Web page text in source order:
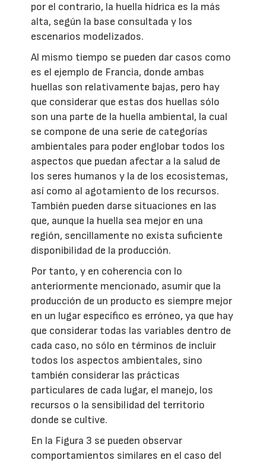
por el contrario, la huella hídrica es la más
alta, según la base consultada y los
escenarios modelizados.
Al mismo tiempo se pueden dar casos como
es el ejemplo de Francia, donde ambas
huellas son relativamente bajas, pero hay
que considerar que estas dos huellas sólo
son una parte de la huella ambiental, la cual
se compone de una serie de categorías
ambientales para poder englobar todos los
aspectos que puedan afectar a la salud de
los seres humanos y la de los ecosistemas,
así como al agotamiento de los recursos.
También pueden darse situaciones en las
que, aunque la huella sea mejor en una
región, sencillamente no exista suficiente
disponibilidad de la producción.
Por tanto, y en coherencia con lo
anteriormente mencionado, asumir que la
producción de un producto es siempre mejor
en un lugar específico es erróneo, ya que hay
que considerar todas las variables dentro de
cada caso, no sólo en términos de incluir
todos los aspectos ambientales, sino
también considerar las prácticas
particulares de cada lugar, el manejo, los
recursos o la sensibilidad del territorio
donde se cultive.
En la Figura 3 se pueden observar
comportamientos similares en el caso del